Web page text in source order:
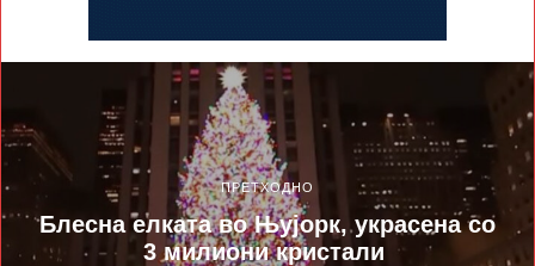
ПРЕТХОДНО
Блесна елката во Њујорк, украсена со
3 милиони кристали